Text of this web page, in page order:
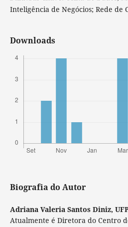
Inteligência de Negócios; Rede de
Downloads
Biografia do Autor
Adriana Valeria Santos Diniz,
Atualmente é Diretora do Centro